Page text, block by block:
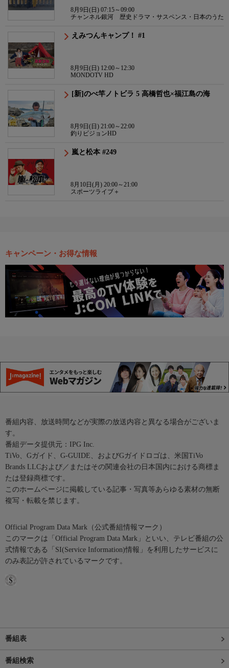
8月9日(日) 07:15～09:00
チャンネル銀河 歴史ドラマ・サスペンス・日本のうた
えみつんキャンプ！ #1
8月9日(日) 12:00～12:30
MONDOTV HD
[新]のべ竿ノトビラ 5 高橋哲也×福江島の海
8月9日(日) 21:00～22:00
釣りビジョンHD
嵐と松本 #249
8月10日(月) 20:00～21:00
スポーツライブ＋
キャンペーン・お得な情報
番組内容、放送時間などが実際の放送内容と異なる場合がございま
す。
番組データ提供元：IPG Inc.
TiVo、Gガイド、G-GUIDE、およびGガイドロゴは、米国TiVo
Brands LLCおよび／またはその関連会社の日本国内における商標ま
たは登録商標です。
このホームページに掲載している記事・写真等あらゆる素材の無断
複写・転載を禁じます。
Official Program Data Mark（公式番組情報マーク）
このマークは「Official Program Data Mark」といい、テレビ番組の公
式情報である「SI(Service Information)情報」を利用したサービスに
のみ表記が許されているマークです。
番組表
番組検索